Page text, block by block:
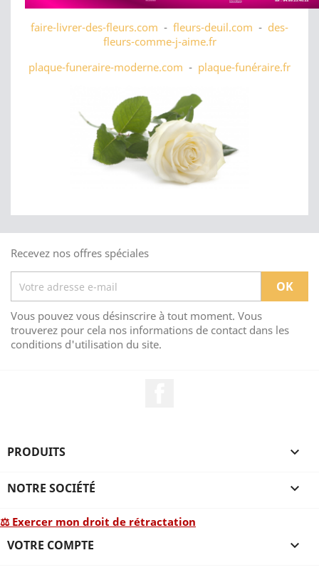
faire-livrer-des-fleurs.com - fleurs-deuil.com - des-
fleurs-comme-j-aime.fr
plaque-funeraire-moderne.com - plaque-funéraire.fr
Recevez nos offres spéciales
Vous pouvez vous désinscrire à tout moment. Vous
trouverez pour cela nos informations de contact dans les
conditions d'utilisation du site.
PRODUITS 
NOTRE SOCIÉTÉ 
⚖ Exercer mon droit de rétractation
VOTRE COMPTE 